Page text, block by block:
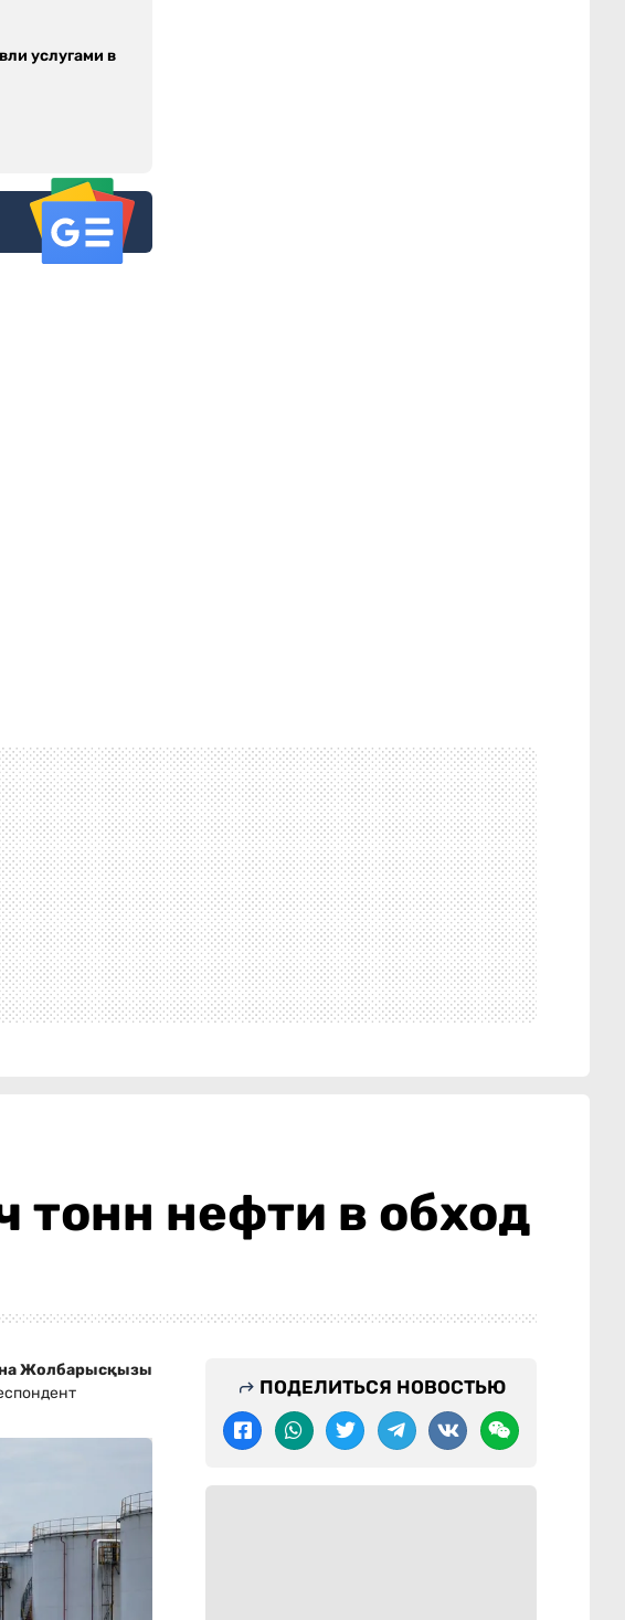
услугами в
тонн нефти в обход
Жолбарысқызы
ПОДЕЛИТЬСЯ НОВОСТЬЮ